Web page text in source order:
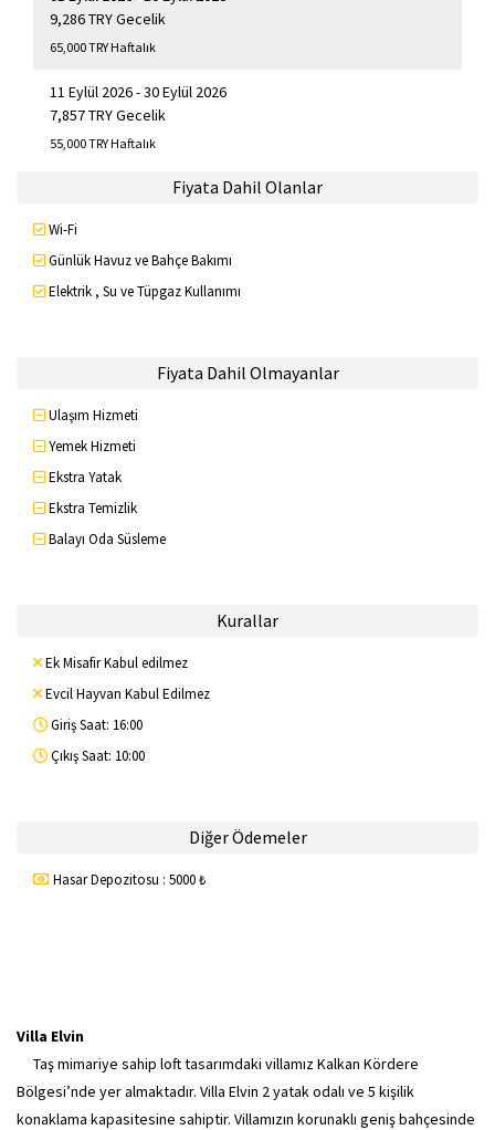
9,286 TRY Gecelik
65,000 TRY Haftalık
11 Eylül 2026 - 30 Eylül 2026
7,857 TRY Gecelik
55,000 TRY Haftalık
Fiyata Dahil Olanlar
Wi-Fi
Günlük Havuz ve Bahçe Bakımı
Elektrik , Su ve Tüpgaz Kullanımı
Fiyata Dahil Olmayanlar
Ulaşım Hizmeti
Yemek Hizmeti
Ekstra Yatak
Ekstra Temizlik
Balayı Oda Süsleme
Kurallar
Ek Misafir Kabul edilmez
Evcil Hayvan Kabul Edilmez
Giriş Saat: 16:00
Çıkış Saat: 10:00
Diğer Ödemeler
Hasar Depozitosu : 5000 ₺
Villa Elvin
Taş mimariye sahip loft tasarımdaki villamız Kalkan Kördere
Bölgesi’nde yer almaktadır. Villa Elvin 2 yatak odalı ve 5 kişilik
konaklama kapasitesine sahiptir. Villamızın korunaklı geniş bahçesinde